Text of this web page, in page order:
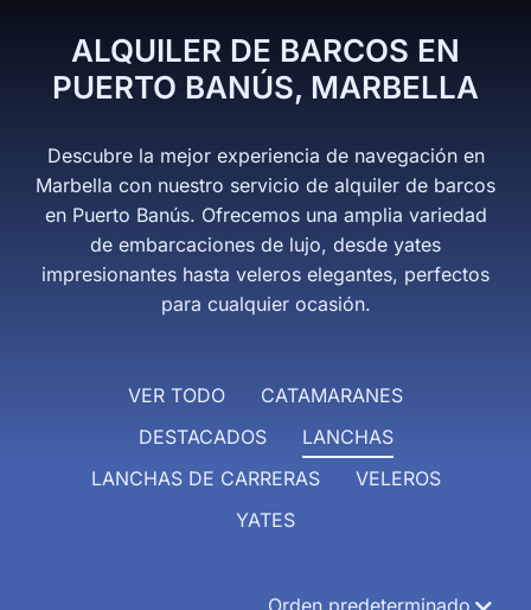
ALQUILER DE BARCOS EN
PUERTO BANÚS, MARBELLA
Descubre la mejor experiencia de navegación en
Marbella con nuestro servicio de alquiler de barcos
en Puerto Banús. Ofrecemos una amplia variedad
de embarcaciones de lujo, desde yates
impresionantes hasta veleros elegantes, perfectos
para cualquier ocasión.
VER TODO
CATAMARANES
DESTACADOS
LANCHAS
LANCHAS DE CARRERAS
VELEROS
YATES